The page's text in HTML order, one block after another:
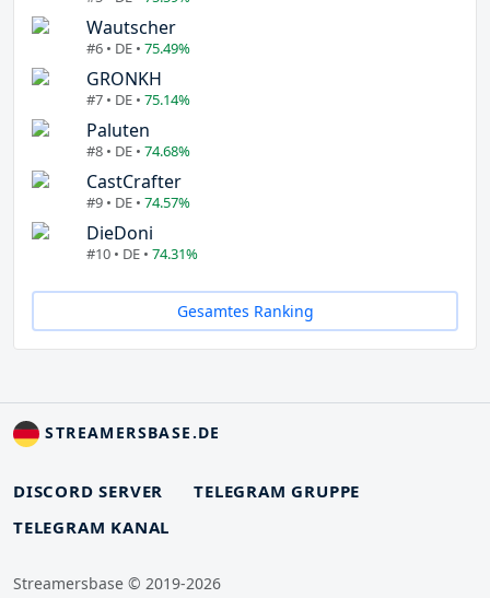
Wautscher
#6 • DE • 75.49%
GRONKH
#7 • DE • 75.14%
Paluten
#8 • DE • 74.68%
CastCrafter
#9 • DE • 74.57%
DieDoni
#10 • DE • 74.31%
Gesamtes Ranking
STREAMERSBASE.DE
DISCORD SERVER
TELEGRAM GRUPPE
TELEGRAM KANAL
Streamersbase © 2019-2026